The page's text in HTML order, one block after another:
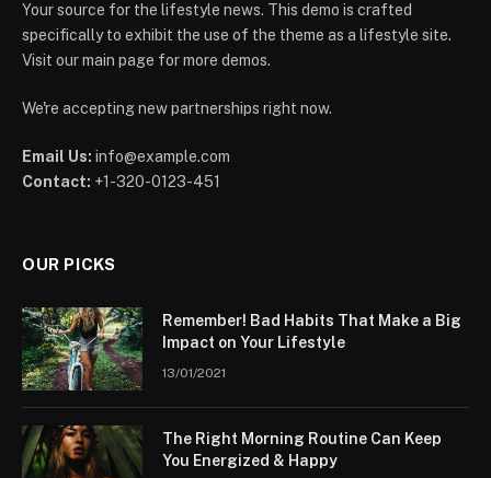
Your source for the lifestyle news. This demo is crafted
specifically to exhibit the use of the theme as a lifestyle site.
Visit our main page for more demos.
We're accepting new partnerships right now.
Email Us: info@example.com
Contact: +1-320-0123-451
OUR PICKS
Remember! Bad Habits That Make a Big
Impact on Your Lifestyle
13/01/2021
The Right Morning Routine Can Keep
You Energized & Happy